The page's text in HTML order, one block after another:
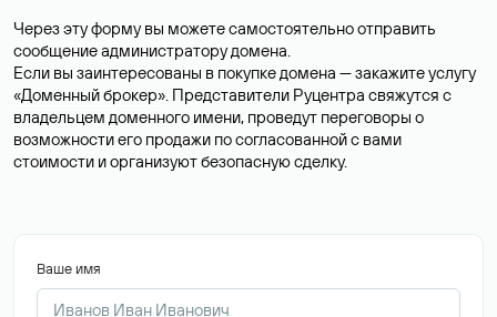
Через эту форму вы можете самостоятельно отправить
сообщение администратору домена.
Если вы заинтересованы в покупке домена — закажите услугу
«Доменный брокер». Представители Руцентра свяжутся с
владельцем доменного имени, проведут переговоры о
возможности его продажи по согласованной с вами
стоимости и организуют безопасную сделку.
Ваше имя